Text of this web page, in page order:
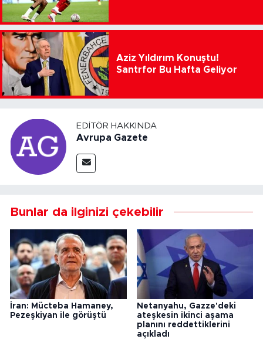
Aziz Yıldırım Konuştu!
Santrfor Bu Hafta Geliyor
EDITÖR HAKKINDA
Avrupa Gazete
Bunlar da ilginizi çekebilir
İran: Mücteba Hamaney,
Pezeşkiyan ile görüştü
Netanyahu, Gazze'deki
ateşkesin ikinci aşama
planını reddettiklerini
açıkladı